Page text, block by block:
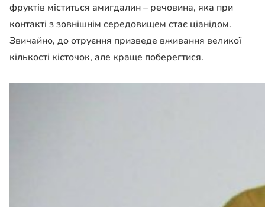
фруктів міститься амигдалин – речовина, яка при
контакті з зовнішнім середовищем стає ціанідом.
Звичайно, до отруєння призведе вживання великої
кількості кісточок, але краще поберегтися.